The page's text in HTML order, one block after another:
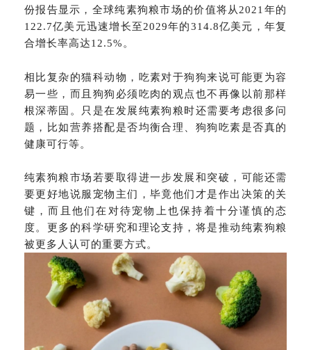
份报告显示，全球纯素狗粮市场的价值将从2021年的
122.7亿美元迅速增长至2029年的314.8亿美元，年复
合增长率高达12.5%。
相比复杂的猫科动物，吃素对于狗狗来说可能更为容
易一些，而且狗狗必须吃肉的观点也不再像以前那样
根深蒂固。只是在发展纯素狗粮时还需要考虑很多问
题，比如营养搭配是否均衡合理、狗狗吃素是否真的
健康可行等。
纯素狗粮市场若要取得进一步发展和突破，可能还需
要更好地说服宠物主们，毕竟他们才是作出决策的关
键，而且他们在对待宠物上也保持着十分谨慎的态
度。更多的科学研究和理论支持，将是推动纯素狗粮
被更多人认可的重要方式。